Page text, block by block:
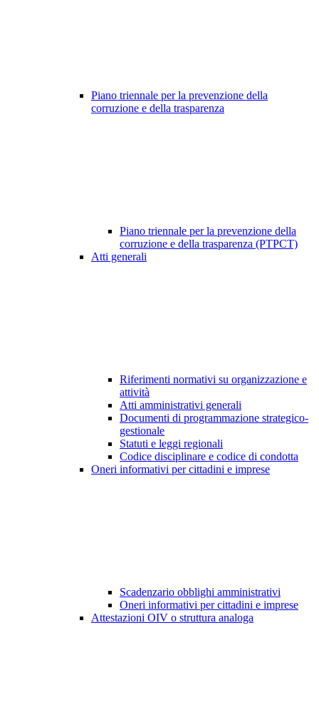
Piano triennale per la prevenzione della
corruzione e della trasparenza
Piano triennale per la prevenzione della
corruzione e della trasparenza (PTPCT)
Atti generali
Riferimenti normativi su organizzazione e
attività
Atti amministrativi generali
Documenti di programmazione strategico-
gestionale
Statuti e leggi regionali
Codice disciplinare e codice di condotta
Oneri informativi per cittadini e imprese
Scadenzario obblighi amministrativi
Oneri informativi per cittadini e imprese
Attestazioni OIV o struttura analoga